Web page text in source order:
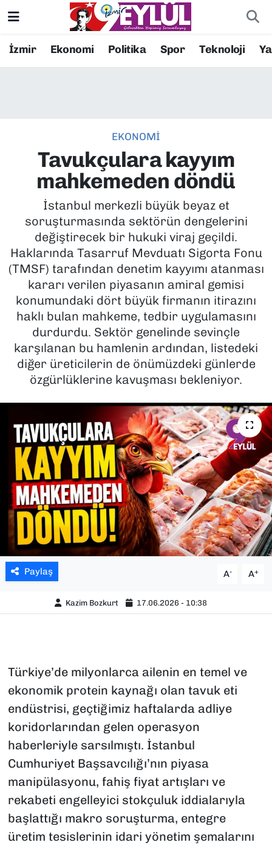
İzmir Ekonomi Politika Spor Teknoloji
EKONOMİ
Tavukçulara kayyım
mahkemeden döndü
İstanbul merkezli büyük beyaz et
soruşturmasında sektörün dengelerini
değiştirecek bir hukuki viraj geçildi.
Haklarında Tasarruf Mevduatı Sigorta Fonu
(TMSF) tarafından denetim kayyımı atanması
kararı verilen piyasanın amiral gemisi
konumundaki dört büyük firmanın itirazını
haklı bulan mahkeme, tedbir uygulamasını
durdurdu. Sektör genelinde sevinçle
karşılanan bu hamlenin ardından, listedeki
diğer üreticilerin de önümüzdeki günlerde
özgürlüklerine kavuşması bekleniyor.
Paylaş A- A+
Kazim Bozkurt 17.06.2026 - 10:38
Türkiye’de milyonlarca ailenin en temel ve
ekonomik protein kaynağı olan tavuk eti
endüstrisi, geçtiğimiz haftalarda adliye
koridorlarından gelen operasyon
haberleriyle sarsılmıştı. İstanbul
Cumhuriyet Başsavcılığı’nın piyasa
manipülasyonu, fahiş fiyat artışları ve
rekabeti engelleyici stokçuluk iddialarıyla
başlattığı makro soruşturma, entegre
üretim tesislerinin idari yönetim şemalarını
Resmi İlanlar
EKONOMİ
KÜLTÜR SANAT
MAGAZİN
POLİTİKA
SAĞLIK
SPOR
TEKNOLOJİ
YAŞAM
YEREL YÖNETİMLER
Konak Nöbetçi Eczaneler
Süper Lig Puan Durumu ve Fikstür
Tüm Manşetler
Son Dakika Haberleri
Haber Arşivi